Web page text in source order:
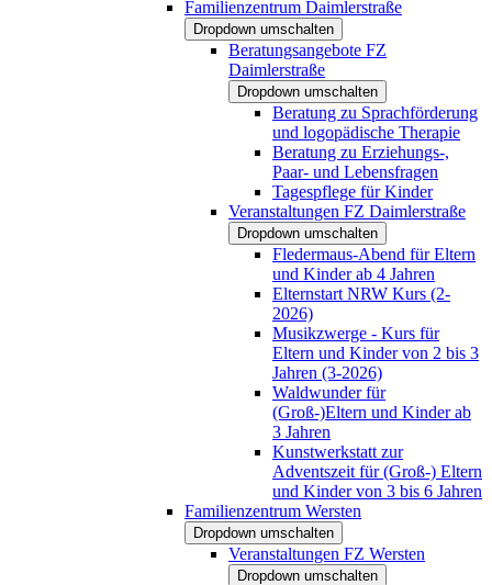
Familienzentrum Daimlerstraße
Dropdown umschalten
Beratungsangebote FZ
Daimlerstraße
Dropdown umschalten
Beratung zu Sprachförderung
und logopädische Therapie
Beratung zu Erziehungs-,
Paar- und Lebensfragen
Tagespflege für Kinder
Veranstaltungen FZ Daimlerstraße
Dropdown umschalten
Fledermaus-Abend für Eltern
und Kinder ab 4 Jahren
Elternstart NRW Kurs (2-
2026)
Musikzwerge - Kurs für
Eltern und Kinder von 2 bis 3
Jahren (3-2026)
Waldwunder für
(Groß-)Eltern und Kinder ab
3 Jahren
Kunstwerkstatt zur
Adventszeit für (Groß-) Eltern
und Kinder von 3 bis 6 Jahren
Familienzentrum Wersten
Dropdown umschalten
Veranstaltungen FZ Wersten
Dropdown umschalten